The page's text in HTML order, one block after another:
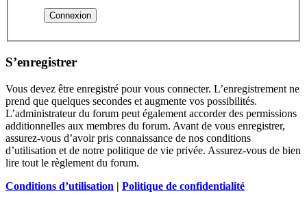
S’enregistrer
Vous devez être enregistré pour vous connecter. L’enregistrement ne
prend que quelques secondes et augmente vos possibilités.
L’administrateur du forum peut également accorder des permissions
additionnelles aux membres du forum. Avant de vous enregistrer,
assurez-vous d’avoir pris connaissance de nos conditions
d’utilisation et de notre politique de vie privée. Assurez-vous de bien
lire tout le règlement du forum.
Conditions d’utilisation | Politique de confidentialité